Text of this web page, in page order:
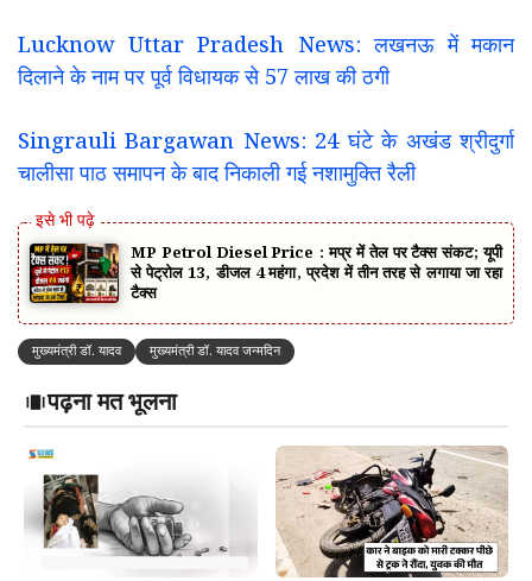
Lucknow Uttar Pradesh News: लखनऊ में मकान
दिलाने के नाम पर पूर्व विधायक से 57 लाख की ठगी
Singrauli Bargawan News: 24 घंटे के अखंड श्रीदुर्गा
चालीसा पाठ समापन के बाद निकाली गई नशामुक्ति रैली
MP Petrol Diesel Price : मप्र में तेल पर टैक्स संकट; यूपी
से पेट्रोल ₹13, डीजल ₹4 महंगा, प्रदेश में तीन तरह से लगाया जा रहा
टैक्स
मुख्यमंत्री डॉ. यादव मुख्यमंत्री डॉ. यादव जन्मदिन
पढ़ना मत भूलना